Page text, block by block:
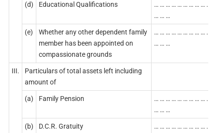
(d) Educational Qualifications
… … … … … … … … … … …
… … …
(e)
Whether any other dependent family
member has been appointed on
compassionate grounds
… … … … … … … … … … …
… … …
III.
Particulars of total assets left including
amount of
(a) Family Pension
… … … … … … … … … … …
… … …
(b) D.C.R. Gratuity
… … … … … … … … … … …